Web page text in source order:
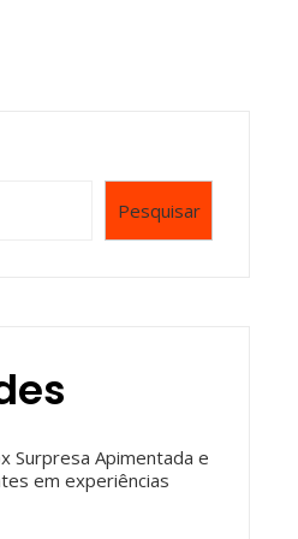
Pesquisar
Surpresa Apimentada e
em experiências